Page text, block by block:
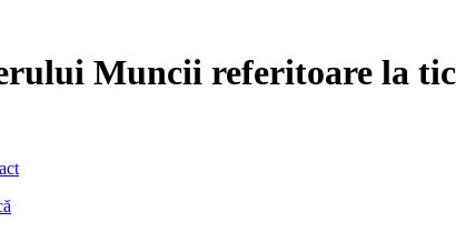
Muncii referitoare la